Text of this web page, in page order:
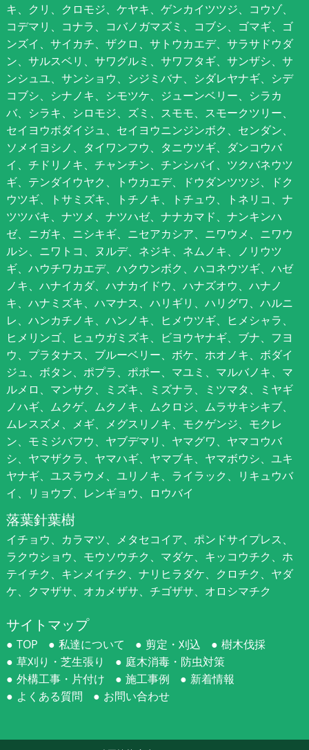
キ、クリ、クロモジ、ケヤキ、ゲンカイツツジ、コウゾ、
コデマリ、コナラ、コバノガマズミ、コブシ、ゴマギ、ゴ
ンズイ、サイカチ、ザクロ、サトウカエデ、サラサドウダ
ン、サルスベリ、サワグルミ、サワフタギ、サンザシ、サ
ンシュユ、サンショウ、シジミバナ、シダレヤナギ、シデ
コブシ、シナノキ、シモツケ、ジューンベリー、シラカ
バ、シラキ、シロモジ、ズミ、スモモ、スモークツリー、
セイヨウボダイジュ、セイヨウニンジンボク、センダン、
ソメイヨシノ、タイワンフウ、タニウツギ、ダンコウバ
イ、チドリノキ、チャンチン、チンシバイ、ツクバネウツ
ギ、テンダイウヤク、トウカエデ、ドウダンツツジ、ドク
ウツギ、トサミズキ、トチノキ、トチュウ、トネリコ、ナ
ツツバキ、ナツメ、ナツハゼ、ナナカマド、ナンキンハ
ゼ、ニガキ、ニシキギ、ニセアカシア、ニワウメ、ニワウ
ルシ、ニワトコ、ヌルデ、ネジキ、ネムノキ、ノリウツ
ギ、ハウチワカエデ、ハクウンボク、ハコネウツギ、ハゼ
ノキ、ハナイカダ、ハナカイドウ、ハナズオウ、ハナノ
キ、ハナミズキ、ハマナス、ハリギリ、ハリグワ、ハルニ
レ、ハンカチノキ、ハンノキ、ヒメウツギ、ヒメシャラ、
ヒメリンゴ、ヒュウガミズキ、ビヨウヤナギ、ブナ、フヨ
ウ、プラタナス、ブルーベリー、ボケ、ホオノキ、ボダイ
ジュ、ボタン、ポプラ、ポポー、マユミ、マルバノキ、マ
ルメロ、マンサク、ミズキ、ミズナラ、ミツマタ、ミヤギ
ノハギ、ムクゲ、ムクノキ、ムクロジ、ムラサキシキブ、
ムレスズメ、メギ、メグスリノキ、モクゲンジ、モクレ
ン、モミジバフウ、ヤブデマリ、ヤマグワ、ヤマコウバ
シ、ヤマザクラ、ヤマハギ、ヤマブキ、ヤマボウシ、ユキ
ヤナギ、ユスラウメ、ユリノキ、ライラック、リキュウバ
イ、リョウブ、レンギョウ、ロウバイ
落葉針葉樹
イチョウ、カラマツ、メタセコイア、ポンドサイプレス、
ラクウショウ、モウソウチク、マダケ、キッコウチク、ホ
テイチク、キンメイチク、ナリヒラダケ、クロチク、ヤダ
ケ、クマザサ、オカメザサ、チゴザサ、オロシマチク
サイトマップ
TOP 私達について 剪定・刈込
樹木伐採
草刈り・芝生張り
庭木消毒・防虫対策
外構工事・片付け
施工事例
新着情報
よくある質問
お問い合わせ